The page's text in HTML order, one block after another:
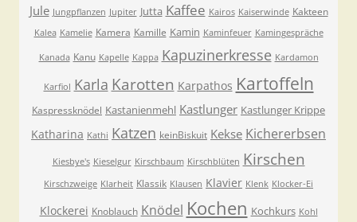
Jule Jungpflanzen Jupiter Jutta Kaffee Kairos Kaiserwinde Kakteen
Kalea Kamelie Kamera Kamille Kamin Kaminfeuer Kamingespräche
Kanada Kanu Kapelle Kappa Kapuzinerkresse Kardamon
Karfiol Karla Karotten Karpathos Kartoffeln
Kaspressknödel Kastanienmehl Kastlunger Kastlunger Krippe
Katharina Kathi Katzen keinBiskuit Kekse Kichererbsen
Kiesbye's Kieselgur Kirschbaum Kirschblüten Kirschen
Kirschzweige Klarheit Klassik Klausen Klavier Klenk Klocker-Ei
Klockerei Knoblauch Knödel Kochen Kochkurs Kohl